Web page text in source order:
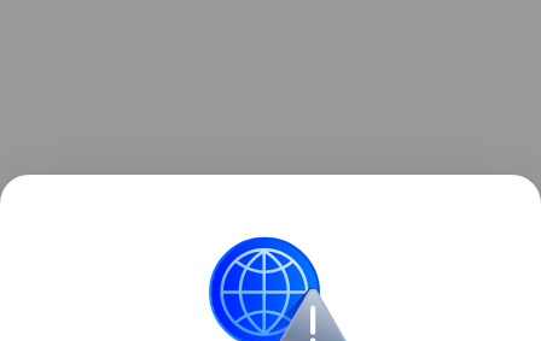
статье.